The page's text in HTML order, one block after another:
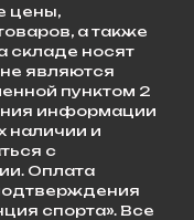
цены,
а также
складе носят
являются
пунктом 2
информации
наличии и
с
Оплата
спорта». Все